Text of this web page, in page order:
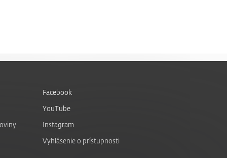
Facebook
YouTube
Instagram
Vyhlásenie o prístupnosti